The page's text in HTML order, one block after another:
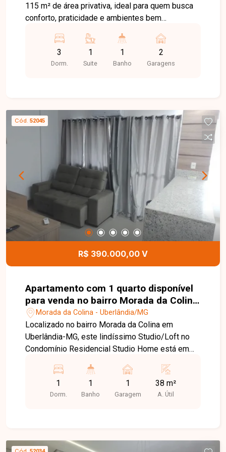
115 m² de área privativa, ideal para quem busca
conforto, praticidade e ambientes bem
ambientes, proporcionando maior integração e
conforto para o convívio familiar e recepção de
visitantes. A área íntima dispõe de 3 quartos com
enquanto a área de serviço também conta com
armários e um cômodo adicional que pode ser
utilizado como despensa, escritório ou espaço
garagem livres, garantindo mais comodidade no
dia a dia. Uma excelente oportunidade para morar
ou investir em um imóvel espaçoso e funcional.
Agende agora mesmo uma visita e venha
conhecer pessoalmente todos os detalhes deste
incrível imóvel. Estamos à disposição para
esclarecer suas dúvidas e auxiliar em todo o
3
Dorm.
1
Suite
1
Banho
2
Garagens
Cód. 52045
R$ 390.000,00 V
Apartamento com 1 quarto disponível
para venda no bairro Morada da Colina
em Uberlândia-M
Morada da Colina - Uberlândia/MG
Localizado no bairro Morada da Colina em
Uberlândia-MG, este lindíssimo Studio/Loft no
Condomínio Residencial Studio Home está em
próximo ao Praia Clube e com fácil acesso a
comércios, serviços e opções de lazer. Uma
excelente oportunidade para morar ou investir,
instalado, oferecendo praticidade, conforto e
1
Dorm.
1
Banho
1
Garagem
38 m²
A. Útil